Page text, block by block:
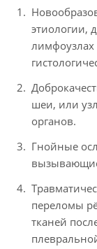
этиологии,
лимфоузлах
шеи, или
органов.
Гнойные
переломы
тканей